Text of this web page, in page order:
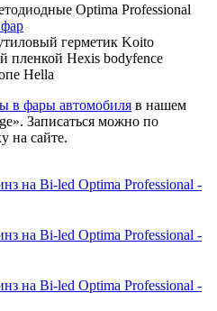
Optima Professional
герметик Koito
пленкой Hexis bodyfence
Hella
в фары автомобиля в нашем
Записаться можно по
на сайте.